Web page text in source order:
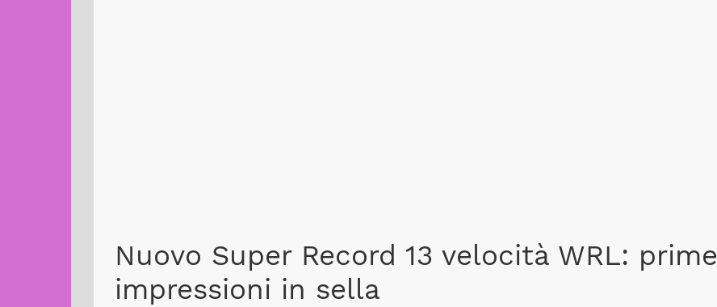
Nuovo Super Record 13 velocità WRL: prime
impressioni in sella